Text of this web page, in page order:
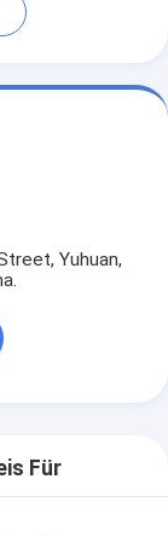
Yuhuan,
Für